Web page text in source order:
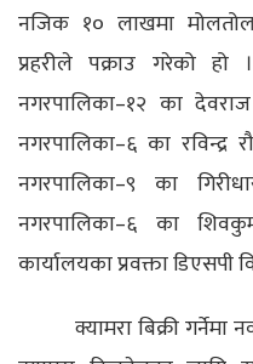
नजिक १० लाखमा
प्रहरीले पक्राउ गरेको हो
नगरपालिका–१२ का
नगरपालिका–६ का रविन्द्र
नगरपालिका–९ का
नगरपालिका–६ का
कार्यालयका प्रवक्ता डिएसपी
क्यामरा बिक्री गर्नेमा